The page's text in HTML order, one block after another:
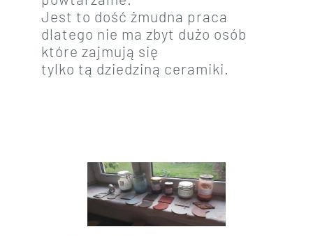
Jest to dość żmudna praca
dlatego nie ma zbyt dużo osób
które zajmują się
tylko tą dziedziną ceramiki.